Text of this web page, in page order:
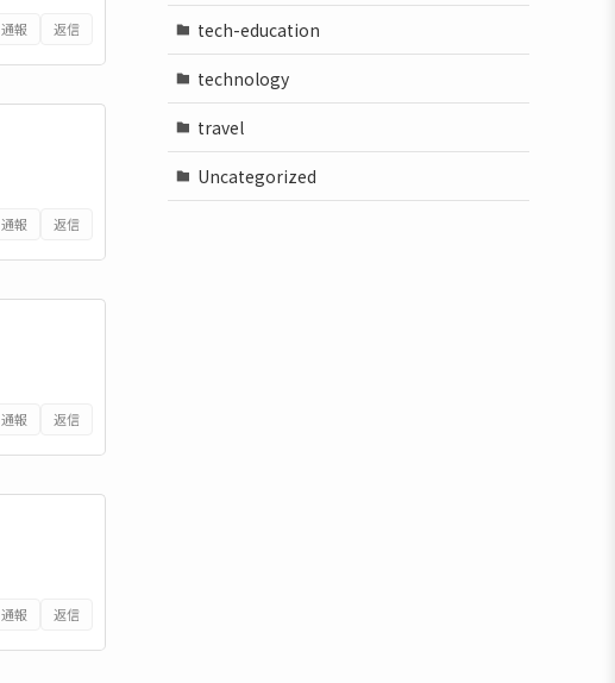
通報 返信
通報 返信
通報 返信
通報 返信
tech-education
technology
travel
Uncategorized